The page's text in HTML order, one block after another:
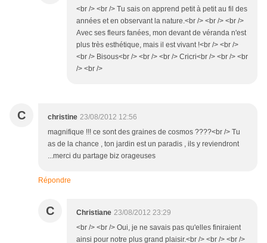
<br /> <br /> Tu sais on apprend petit à petit au fil des
années et en observant la nature.<br /> <br /> <br />
Avec ses fleurs fanées, mon devant de véranda n'est
plus très esthétique, mais il est vivant !<br /> <br />
<br /> Bisous<br /> <br /> <br /> Cricri<br /> <br /> <br
/> <br />
C christine 23/08/2012 12:56
magnifique !!! ce sont des graines de cosmos ????<br /> Tu
as de la chance , ton jardin est un paradis , ils y reviendront
...merci du partage biz orageuses
Répondre
C Christiane 23/08/2012 23:29
<br /> <br /> Oui, je ne savais pas qu'elles finiraient
ainsi pour notre plus grand plaisir.<br /> <br /> <br />